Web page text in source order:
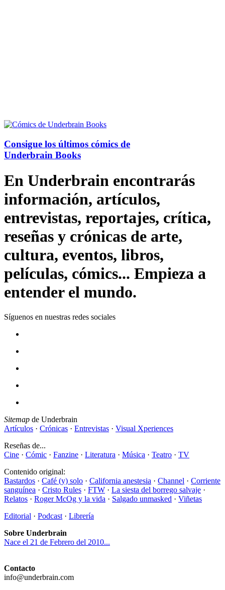
Consigue los últimos cómics de
Underbrain Books
En Underbrain encontrarás
información, artículos,
entrevistas, reportajes, crítica,
reseñas y crónicas de arte,
cultura, eventos, libros,
películas, cómics... Empieza a
entender el mundo.
Síguenos en nuestras redes sociales
Sitemap de Underbrain
Artículos · Crónicas · Entrevistas · Visual Xperiences
Reseñas de...
Cine · Cómic · Fanzine · Literatura · Música · Teatro · TV
Contenido original:
Bastardos · Café (y) solo · California anestesia · Channel · Corriente
sanguínea · Cristo Rules · FTW · La siesta del borrego salvaje ·
Relatos · Roger McOg y la vida · Salgado unmasked · Viñetas
Editorial · Podcast · Librería
Sobre Underbrain
Nace el 21 de Febrero del 2010...
Contacto
info@underbrain.com